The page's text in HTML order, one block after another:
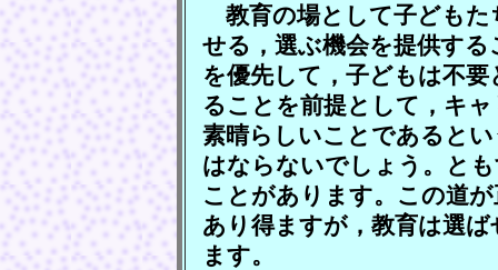
教育の場として子どもた
せる，選ぶ機会を提供す
を優先して，子どもは不
ることを前提として，キ
素晴らしいことであると
はならないでしょう。と
ことがあります。この道
あり得ますが，教育は選
ます。